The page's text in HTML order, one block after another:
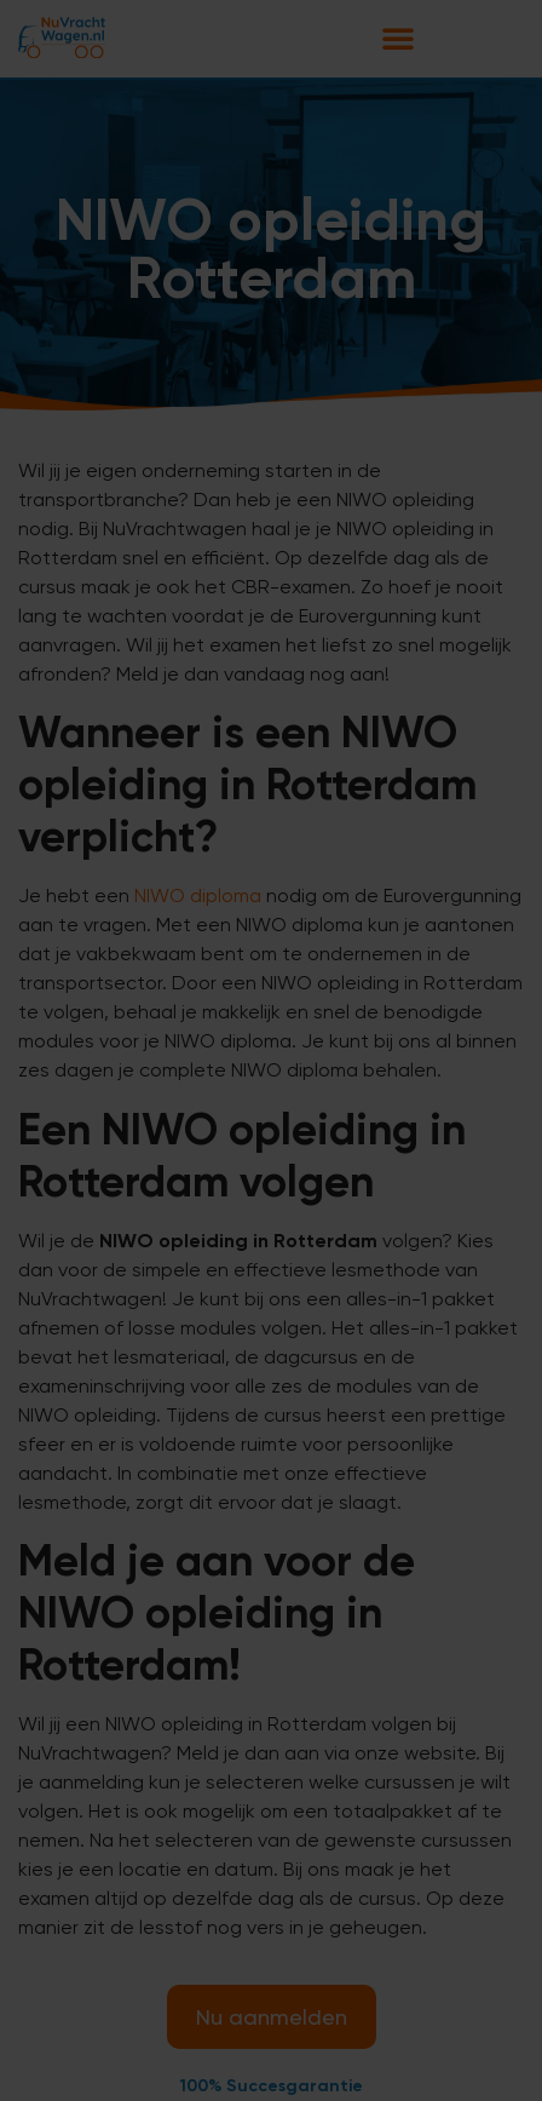
NIWO opleiding
Rotterdam
Wil jij je eigen onderneming starten in de
transportbranche? Dan heb je een NIWO opleiding
nodig. Bij NuVrachtwagen haal je je NIWO opleiding in
Rotterdam snel en efficiënt. Op dezelfde dag als de
cursus maak je ook het CBR-examen. Zo hoef je nooit
lang te wachten voordat je de Eurovergunning kunt
aanvragen. Wil jij het examen het liefst zo snel mogelijk
afronden? Meld je dan vandaag nog aan!
Wanneer is een NIWO
opleiding in Rotterdam
verplicht?
Je hebt een NIWO diploma nodig om de Eurovergunning
aan te vragen. Met een NIWO diploma kun je aantonen
dat je vakbekwaam bent om te ondernemen in de
transportsector. Door een NIWO opleiding in Rotterdam
te volgen, behaal je makkelijk en snel de benodigde
modules voor je NIWO diploma. Je kunt bij ons al binnen
zes dagen je complete NIWO diploma behalen.
Een NIWO opleiding in
Rotterdam volgen
Wil je de NIWO opleiding in Rotterdam volgen? Kies
dan voor de simpele en effectieve lesmethode van
NuVrachtwagen! Je kunt bij ons een alles-in-1 pakket
afnemen of losse modules volgen. Het alles-in-1 pakket
bevat het lesmateriaal, de dagcursus en de
exameninschrijving voor alle zes de modules van de
NIWO opleiding. Tijdens de cursus heerst een prettige
sfeer en er is voldoende ruimte voor persoonlijke
aandacht. In combinatie met onze effectieve
lesmethode, zorgt dit ervoor dat je slaagt.
Meld je aan voor de
NIWO opleiding in
Rotterdam!
Wil jij een NIWO opleiding in Rotterdam volgen bij
NuVrachtwagen? Meld je dan aan via onze website. Bij
je aanmelding kun je selecteren welke cursussen je wilt
volgen. Het is ook mogelijk om een totaalpakket af te
nemen. Na het selecteren van de gewenste cursussen
kies je een locatie en datum. Bij ons maak je het
examen altijd op dezelfde dag als de cursus. Op deze
manier zit de lesstof nog vers in je geheugen.
Nu aanmelden
100% Succesgarantie